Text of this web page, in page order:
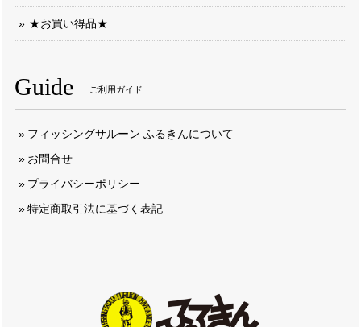
★お買い得品★
Guide ご利用ガイド
フィッシングサルーン ふるきんについて
お問合せ
プライバシーポリシー
特定商取引法に基づく表記